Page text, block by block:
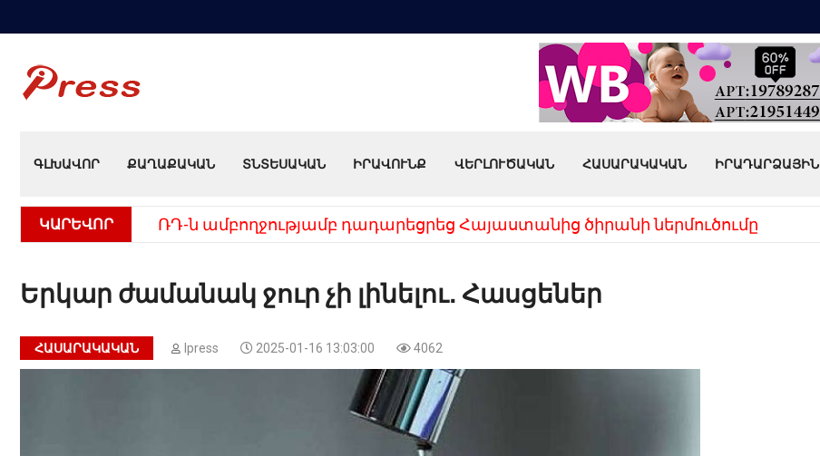
ԳԼԽԱՎՈՐ ՔԱՂԱՔԱԿԱՆ ՏՆՏԵՍԱԿԱՆ ԻՐԱՎՈՒՆՔ ՎԵՐԼՈՒԾԱԿԱՆ ՀԱՍԱՐԱԿԱԿԱՆ ԻՐԱԴԱՐՁԱՅԻՆ
ԿԱՐԵՎՈՐ ՌԴ-ն ամբողջությամբ դադարեցրեց Հայաստանից ծիրանի ներմուծումը
Երկար ժամանակ ջուր չի լինելու․ Հասցեներ
ՀԱՍԱՐԱԿԱԿԱՆ Ipress 2025-01-16 13:03:00 4062